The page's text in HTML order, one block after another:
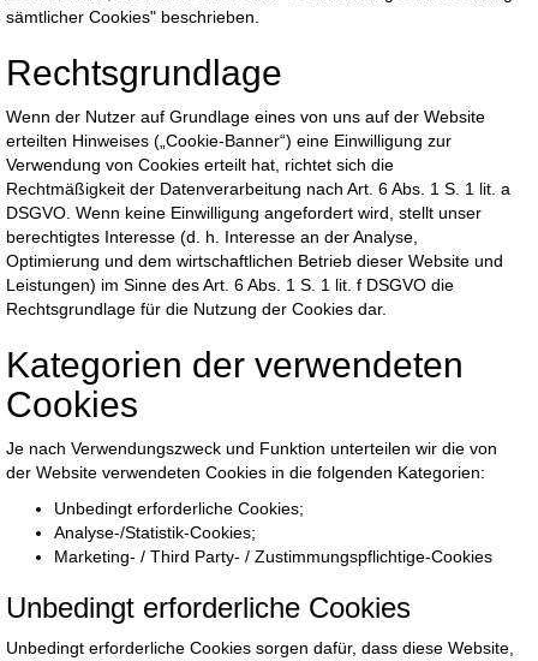
sämtlicher Cookies" beschrieben.
Rechtsgrundlage
Wenn der Nutzer auf Grundlage eines von uns auf der Website
erteilten Hinweises („Cookie-Banner“) eine Einwilligung zur
Verwendung von Cookies erteilt hat, richtet sich die
Rechtmäßigkeit der Datenverarbeitung nach Art. 6 Abs. 1 S. 1 lit. a
DSGVO. Wenn keine Einwilligung angefordert wird, stellt unser
berechtigtes Interesse (d. h. Interesse an der Analyse,
Optimierung und dem wirtschaftlichen Betrieb dieser Website und
Leistungen) im Sinne des Art. 6 Abs. 1 S. 1 lit. f DSGVO die
Rechtsgrundlage für die Nutzung der Cookies dar.
Kategorien der verwendeten
Cookies
Je nach Verwendungszweck und Funktion unterteilen wir die von
der Website verwendeten Cookies in die folgenden Kategorien:
Unbedingt erforderliche Cookies;
Analyse-/Statistik-Cookies;
Marketing- / Third Party- / Zustimmungspflichtige-Cookies
Unbedingt erforderliche Cookies
Unbedingt erforderliche Cookies sorgen dafür, dass diese Website,